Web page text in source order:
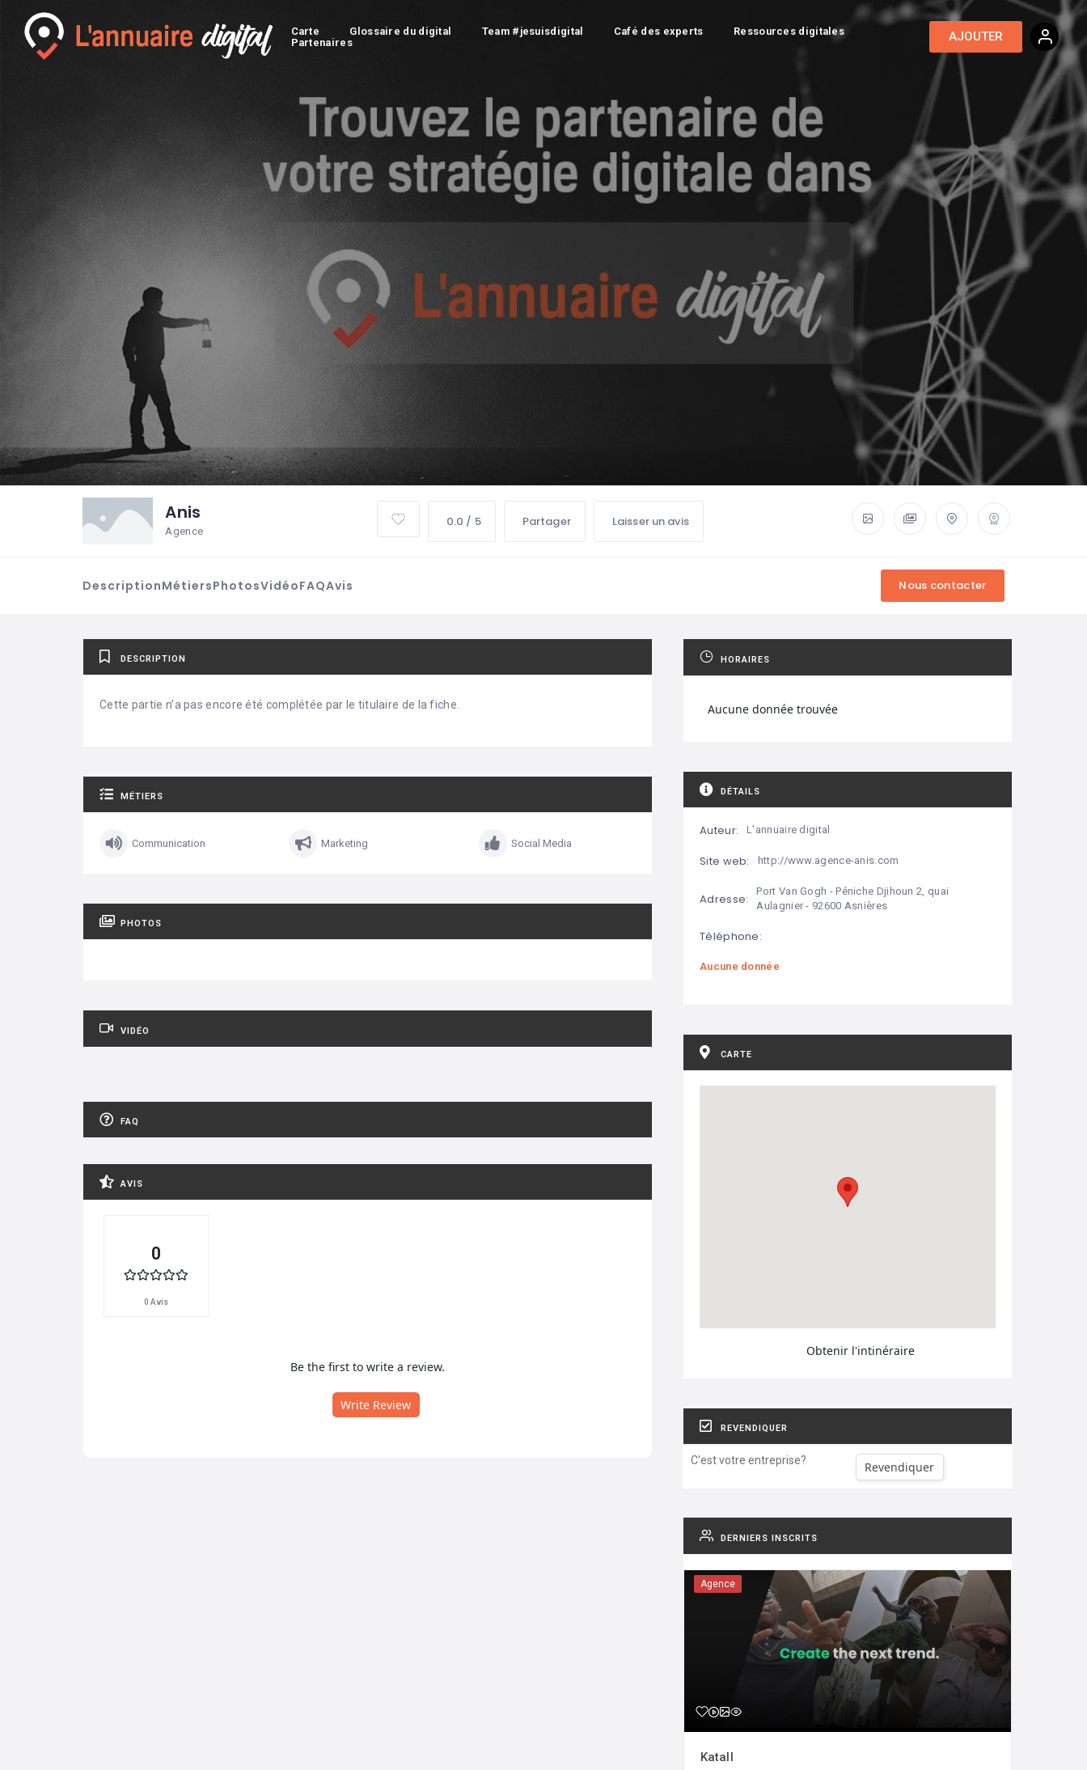
Carte Glossaire du digital Team #jesuisdigital Café des experts
Ressources digitales
Partenaires
AJOUTER
Anis
Agence
0.0 / 5 Partager Laisser un avis
DescriptionMétiersPhotosVidéoFAQAvis
DESCRIPTION
Cette partie n’a pas encore été complétée par le titulaire de la fiche.
MÉTIERS
Communication Marketing Social Media
PHOTOS
VIDÉO
FAQ
AVIS
0
0 Avis
Be the first to write a review.
Write Review
HORAIRES
Aucune donnée trouvée
DÉTAILS
Auteur: L'annuaire digital
Site web: http://www.agence-anis.com
Adresse:
Port Van Gogh - Péniche Djihoun 2, quai
Aulagnier - 92600 Asnières
Téléphone:
Aucune donnée
CARTE
Obtenir l'intinéraire
REVENDIQUER
C'est votre entreprise? Revendiquer
DERNIERS INSCRITS
Agence
Katall